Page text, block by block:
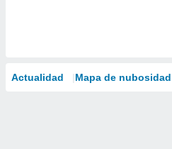
Actualidad Mapa de nubosidad